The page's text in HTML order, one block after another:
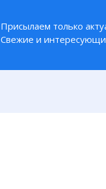
Присылаем только
Свежие и